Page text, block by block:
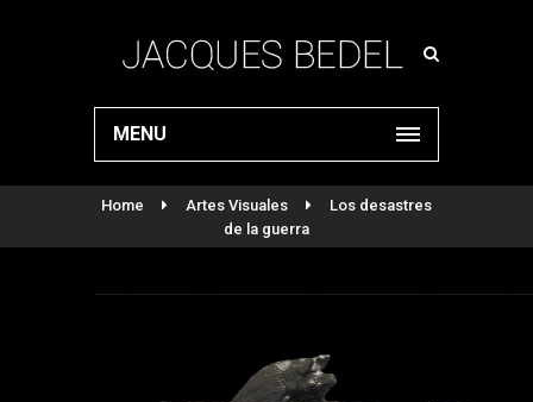
MENU
Home Artes Visuales
Los desastres
de la guerra